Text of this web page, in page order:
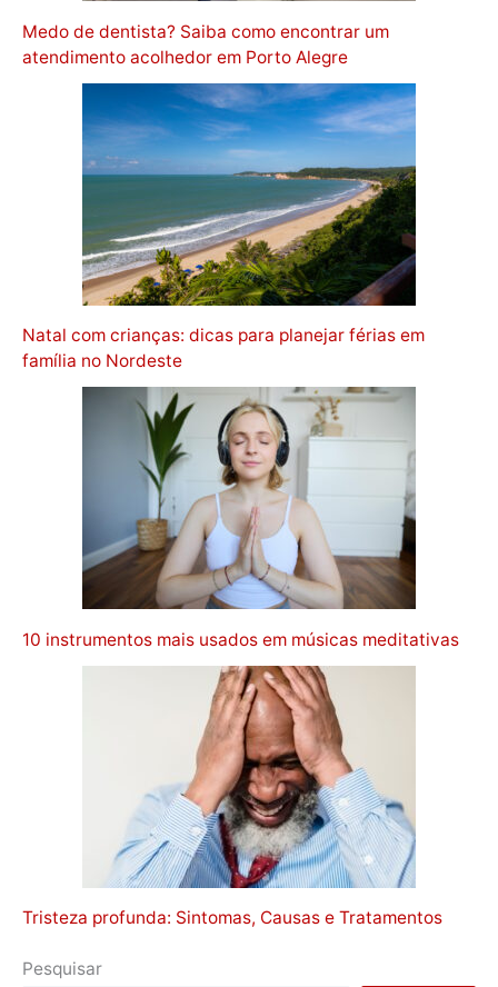
Medo de dentista? Saiba como encontrar um
atendimento acolhedor em Porto Alegre
Natal com crianças: dicas para planejar férias em
família no Nordeste
10 instrumentos mais usados em músicas meditativas
Tristeza profunda: Sintomas, Causas e Tratamentos
Pesquisar